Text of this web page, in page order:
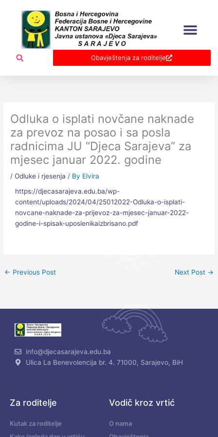
content
Obavještenja za roditelje
Odluka o isplati novčane naknade
za prevoz na posao i sa posla
radnicima JU “Djeca Sarajeva” za
mjesec januar 2022. godine
/Odluke i rjesenja / By Elvira
https://djecasarajeva.edu.ba/wp-
content/uploads/2024/04/25012022-Odluka-o-isplati-
novcane-naknade-za-prijevoz-za-mjesec-januar-2022-
godine-i-spisak-uposlenikaizbrisano.pdf
← Previous Post Next Post →
info@djecasarajeva.edu.ba
Ulica La Benevolencija br. 4. 71000, Sarajevo, BiH
Za roditelje
Kutak za roditelje
Vodič kroz vrtić
O nama